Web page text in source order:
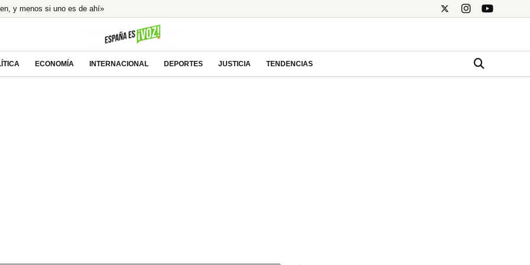
y menos si uno es de ahí»
la mayor caída de ingresos para los españoles
«concebido no nacido» de Feijóo
a Ayuso por el ático de lujo en Chamberí
el eclipse total en directo
ECONOMÍA INTERNACIONAL DEPORTES JUSTICIA TENDENCIAS